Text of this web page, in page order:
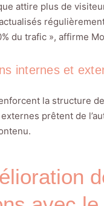
attire plus de
du trafic », affirme
internes et
la structure
prêtent de